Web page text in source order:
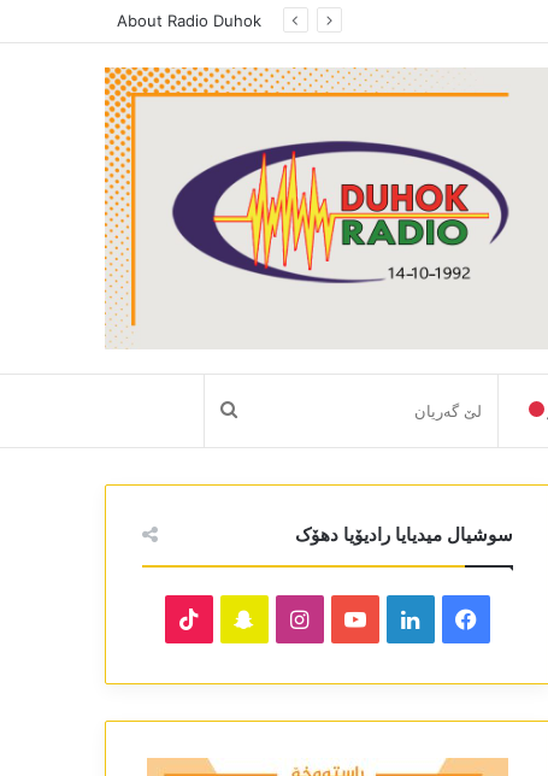
About Radio Duhok
لێ
گەریان
سوشیال میدیایا رادیۆیا دھۆک
Facebook
LinkedIn
YouTube
Instagram
Snapchat